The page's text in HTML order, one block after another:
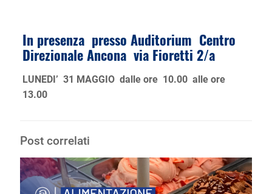
In presenza presso Auditorium Centro
Direzionale Ancona via Fioretti 2/a
LUNEDI’ 31 MAGGIO dalle ore 10.00 alle ore
13.00
Post correlati